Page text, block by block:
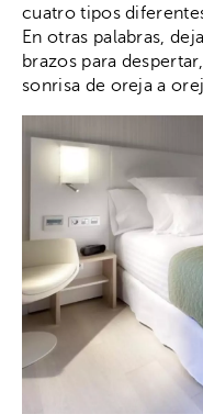
cuatro tipos
En otras palabras,
brazos para
sonrisa de oreja a